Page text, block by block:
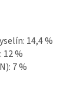
14,4 %
12 %
7 %